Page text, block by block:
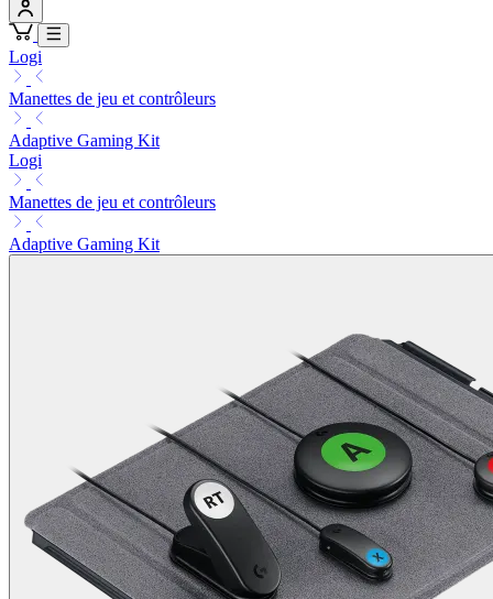
Logi
Manettes de jeu et contrôleurs
Adaptive Gaming Kit
Logi
Manettes de jeu et contrôleurs
Adaptive Gaming Kit